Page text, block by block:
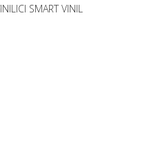
SMART VINIL